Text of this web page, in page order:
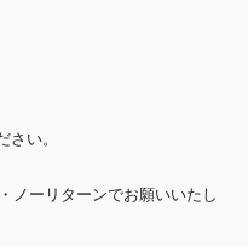
い。
ノーリターンでお願いいたし